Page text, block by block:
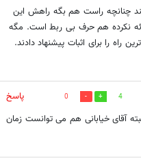
چنانچه راست هم بگه راهش این
نکرده هم حرف بی ربط است. مگه
را برای اثبات پیشنهاد دادند.
4
0
پاسخ
آقای خیابانی هم می توانست زمان